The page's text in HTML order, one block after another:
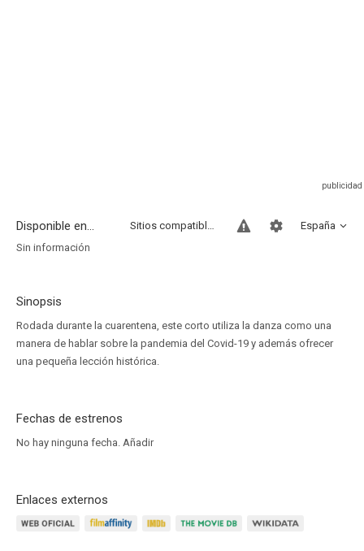
Disponible en... España
Sitios compatibles
Sin información
Sinopsis
Rodada durante la cuarentena, este corto utiliza la danza como una
manera de hablar sobre la pandemia del Covid-19 y además ofrecer
una pequeña lección histórica.
Fechas de estrenos
No hay ninguna fecha. Añadir
Enlaces externos